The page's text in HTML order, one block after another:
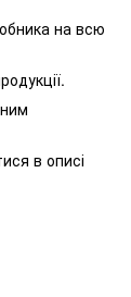
на всю
в описі